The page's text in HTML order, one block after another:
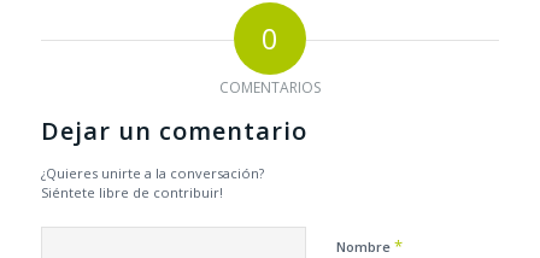
0
COMENTARIOS
Dejar un comentario
¿Quieres unirte a la conversación?
Siéntete libre de contribuir!
Nombre *